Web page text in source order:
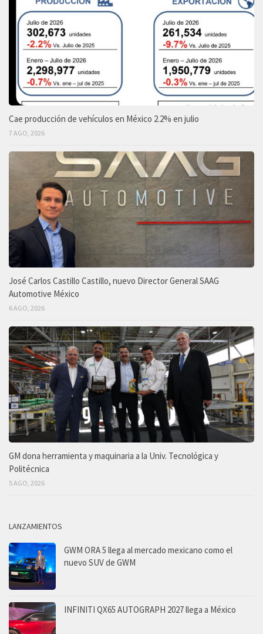
Cae producción de vehículos en México 2.2% en julio
7 AGO, 2026
José Carlos Castillo Castillo, nuevo Director General SAAG
Automotive México
6 AGO, 2026
GM dona herramienta y maquinaria a la Univ. Tecnológica y
Politécnica
5 AGO, 2026
LANZAMIENTOS
GWM ORA 5 llega al mercado mexicano como el
nuevo SUV de GWM
INFINITI QX65 AUTOGRAPH 2027 llega a México